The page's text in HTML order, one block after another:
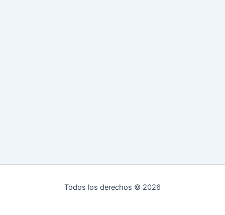
Todos los derechos © 2026